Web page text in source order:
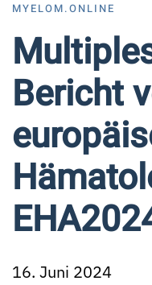
MYELOM.ONLINE
Bericht
16. Juni 2024